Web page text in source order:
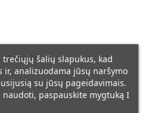
žaislu šalių slapukus, kad
analizuodama jūsų naršymo
su jūsų pageidavimais.
paspauskite mygtuką I